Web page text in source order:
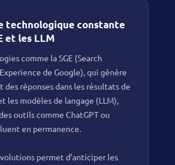
technologique constante
et les LLM
comme la SGE (Search
de Google), qui génère
réponses dans les résultats de
les modèles de langage (LLM),
outils comme ChatGPT ou
en permanence.
permet d’anticiper les